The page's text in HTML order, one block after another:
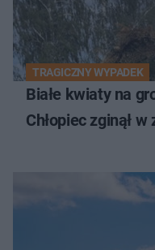
TRAGICZNY WYPADEK
Białe kwiaty na
Chłopiec zginął